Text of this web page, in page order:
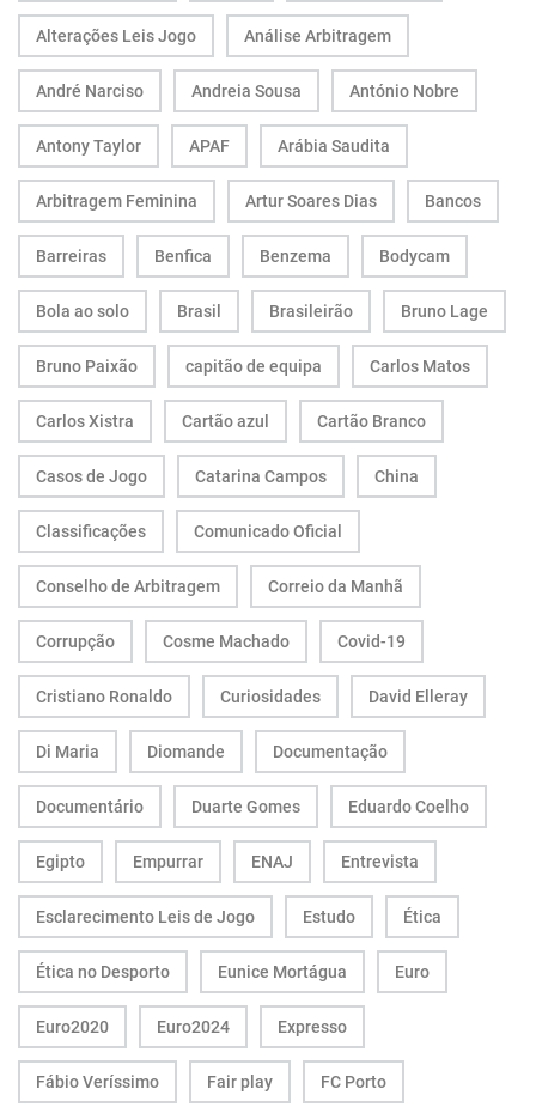
Alterações Leis Jogo Análise Arbitragem
André Narciso Andreia Sousa António Nobre
Antony Taylor APAF Arábia Saudita
Arbitragem Feminina Artur Soares Dias Bancos
Barreiras Benfica Benzema Bodycam
Bola ao solo Brasil Brasileirão Bruno Lage
Bruno Paixão capitão de equipa Carlos Matos
Carlos Xistra Cartão azul Cartão Branco
Casos de Jogo Catarina Campos China
Classificações Comunicado Oficial
Conselho de Arbitragem Correio da Manhã
Corrupção Cosme Machado Covid-19
Cristiano Ronaldo Curiosidades David Elleray
Di Maria Diomande Documentação
Documentário Duarte Gomes Eduardo Coelho
Egipto Empurrar ENAJ Entrevista
Esclarecimento Leis de Jogo Estudo Ética
Ética no Desporto Eunice Mortágua Euro
Euro2020 Euro2024 Expresso
Fábio Veríssimo Fair play FC Porto